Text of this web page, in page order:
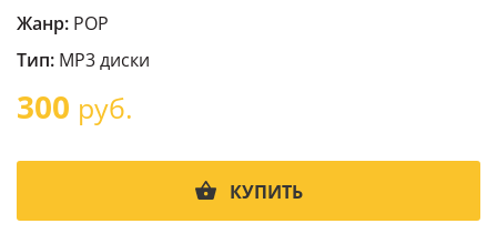
Жанр: POP
Тип: MP3 диски
300 руб.
КУПИТЬ